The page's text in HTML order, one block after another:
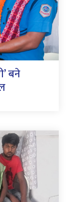
बने